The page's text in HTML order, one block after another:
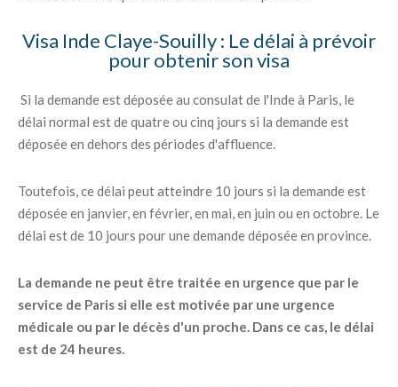
Visa Inde Claye-Souilly : Le délai à prévoir
pour obtenir son visa
Si la demande est déposée au consulat de l'Inde à Paris, le
délai normal est de quatre ou cinq jours si la demande est
déposée en dehors des périodes d'affluence.
Toutefois, ce délai peut atteindre 10 jours si la demande est
déposée en janvier, en février, en mai, en juin ou en octobre. Le
délai est de 10 jours pour une demande déposée en province.
La demande ne peut être traitée en urgence que par le
service de Paris si elle est motivée par une urgence
médicale ou par le décès d'un proche. Dans ce cas, le délai
est de 24 heures.